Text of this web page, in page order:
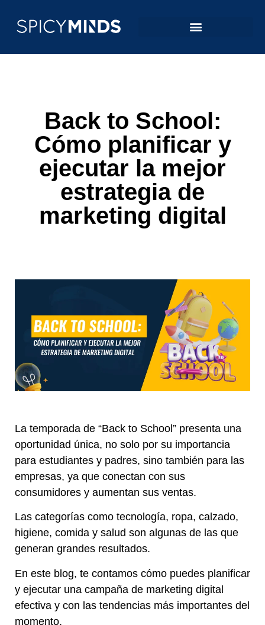
Back to School:
Cómo planificar y
ejecutar la mejor
estrategia de
marketing digital
La temporada de “Back to School” presenta una
oportunidad única, no solo por su importancia
para estudiantes y padres, sino también para las
empresas, ya que conectan con sus
consumidores y aumentan sus ventas.
Las categorías como tecnología, ropa, calzado,
higiene, comida y salud son algunas de las que
generan grandes resultados.
En este blog, te contamos cómo puedes planificar
y ejecutar una campaña de marketing digital
efectiva y con las tendencias más importantes del
momento.